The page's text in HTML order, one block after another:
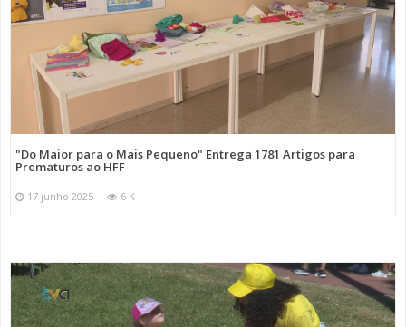
"Do Maior para o Mais Pequeno" Entrega 1781 Artigos para
Prematuros ao HFF
17 junho 2025 6 K